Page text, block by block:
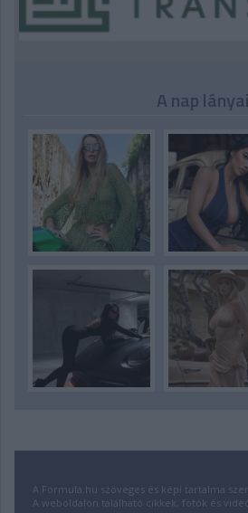
A nap lányai
A Formula.hu szöveges és képi tartalma
A weboldalon található cikkek, fotók és